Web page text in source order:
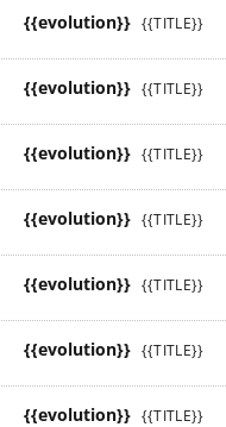
{{evolution}} {{TITLE}}
{{evolution}} {{TITLE}}
{{evolution}} {{TITLE}}
{{evolution}} {{TITLE}}
{{evolution}} {{TITLE}}
{{evolution}} {{TITLE}}
{{evolution}} {{TITLE}}